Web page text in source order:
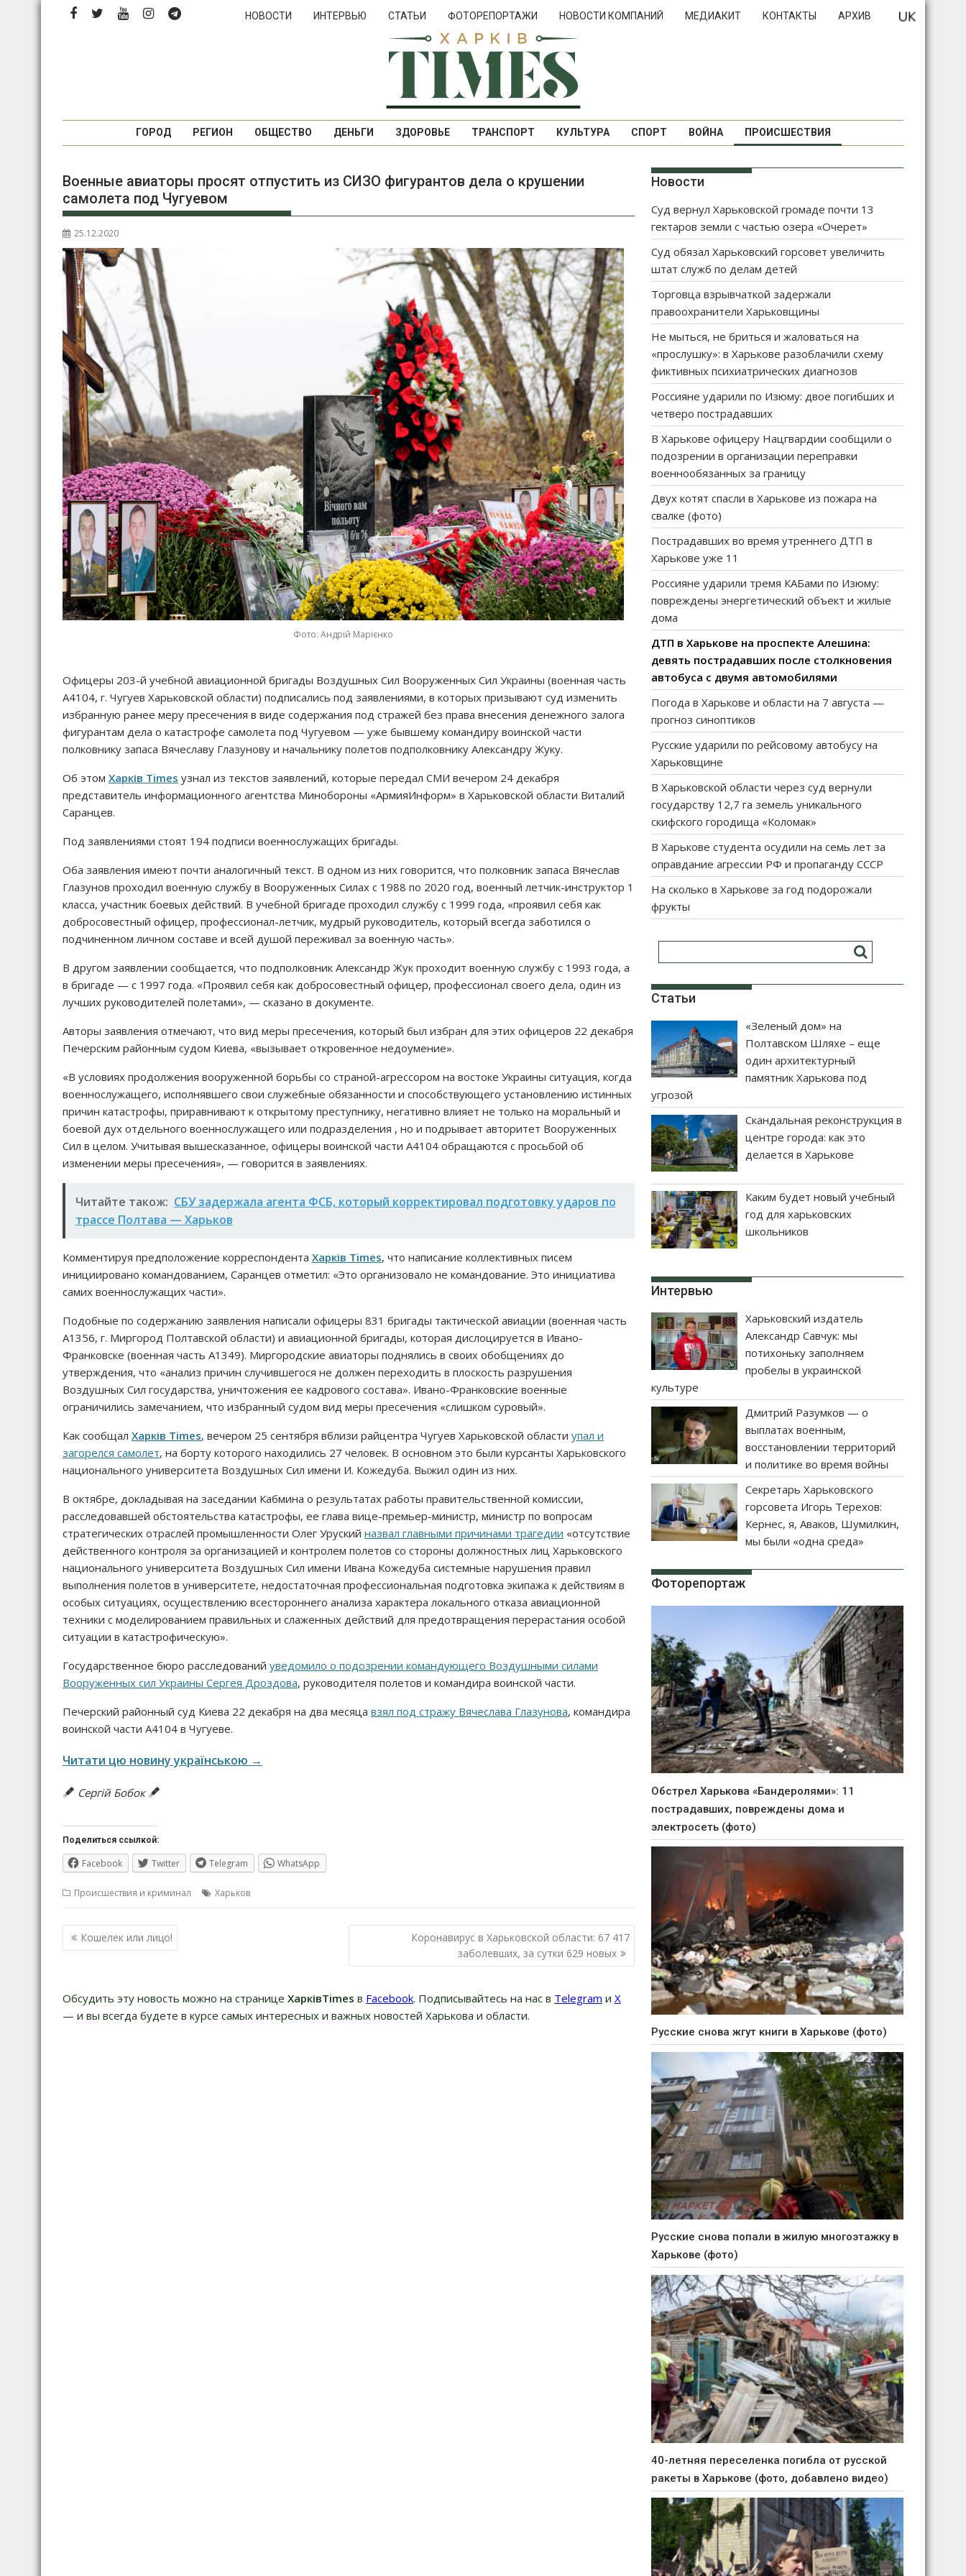
Перейти
НОВОСТИ ИНТЕРВЬЮ СТАТЬИ ФОТОРЕПОРТАЖИ НОВОСТИ КОМПАНИЙ МЕДИАКИТ КОНТАКТЫ АРХИВ
ГОРОД РЕГИОН ОБЩЕСТВО ДЕНЬГИ ЗДОРОВЬЕ ТРАНСПОРТ КУЛЬТУРА СПОРТ ВОЙНА ПРОИСШЕСТВИЯ
Военные авиаторы просят отпустить из СИЗО фигурантов дела о крушении
самолета под Чугуевом
25.12.2020
Фото: Андрій Марієнко
Офицеры 203-й учебной авиационной бригады Воздушных Сил Вооруженных Сил Украины (военная часть
А4104, г. Чугуев Харьковской области) подписались под заявлениями, в которых призывают суд изменить
избранную ранее меру пресечения в виде содержания под стражей без права внесения денежного залога
фигурантам дела о катастрофе самолета под Чугуевом — уже бывшему командиру воинской части
полковнику запаса Вячеславу Глазунову и начальнику полетов подполковнику Александру Жуку.
Об этом Харків Times узнал из текстов заявлений, которые передал СМИ вечером 24 декабря
представитель информационного агентства Минобороны «АрмияИнформ» в Харьковской области Виталий
Саранцев.
Под заявлениями стоят 194 подписи военнослужащих бригады.
Оба заявления имеют почти аналогичный текст. В одном из них говорится, что полковник запаса Вячеслав
Глазунов проходил военную службу в Вооруженных Силах с 1988 по 2020 год, военный летчик-инструктор 1
класса, участник боевых действий. В учебной бригаде проходил службу с 1999 года, «проявил себя как
добросовестный офицер, профессионал-летчик, мудрый руководитель, который всегда заботился о
подчиненном личном составе и всей душой переживал за военную часть».
В другом заявлении сообщается, что подполковник Александр Жук проходит военную службу с 1993 года, а
в бригаде — с 1997 года. «Проявил себя как добросовестный офицер, профессионал своего дела, один из
лучших руководителей полетами», — сказано в документе.
Авторы заявления отмечают, что вид меры пресечения, который был избран для этих офицеров 22 декабря
Печерским районным судом Киева, «вызывает откровенное недоумение».
«В условиях продолжения вооруженной борьбы со страной-агрессором на востоке Украины ситуация, когда
военнослужащего, исполнявшего свои служебные обязанности и способствующего установлению истинных
причин катастрофы, приравнивают к открытому преступнику, негативно влияет не только на моральный и
боевой дух отдельного военнослужащего или подразделения , но и подрывает авторитет Вооруженных
Сил в целом. Учитывая вышесказанное, офицеры воинской части А4104 обращаются с просьбой об
изменении меры пресечения», — говорится в заявлениях.
Читайте також: СБУ задержала агента ФСБ, который корректировал подготовку ударов по
трассе Полтава — Харьков
Комментируя предположение корреспондента Харків Times, что написание коллективных писем
инициировано командованием, Саранцев отметил: «Это организовало не командование. Это инициатива
самих военнослужащих части».
Подобные по содержанию заявления написали офицеры 831 бригады тактической авиации (военная часть
А1356, г. Миргород Полтавской области) и авиационной бригады, которая дислоцируется в Ивано-
Франковске (военная часть А1349). Миргородские авиаторы поднялись в своих обобщениях до
утверждения, что «анализ причин случившегося не должен переходить в плоскость разрушения
Воздушных Сил государства, уничтожения ее кадрового состава». Ивано-Франковские военные
ограничились замечанием, что избранный судом вид меры пресечения «слишком суровый».
Как сообщал Харків Times, вечером 25 сентября вблизи райцентра Чугуев Харьковской области упал и
загорелся самолет, на борту которого находились 27 человек. В основном это были курсанты Харьковского
национального университета Воздушных Сил имени И. Кожедуба. Выжил один из них.
В октябре, докладывая на заседании Кабмина о результатах работы правительственной комиссии,
расследовавшей обстоятельства катастрофы, ее глава вице-премьер-министр, министр по вопросам
стратегических отраслей промышленности Олег Уруский назвал главными причинами трагедии «отсутствие
действенного контроля за организацией и контролем полетов со стороны должностных лиц Харьковского
национального университета Воздушных Сил имени Ивана Кожедуба системные нарушения правил
выполнения полетов в университете, недостаточная профессиональная подготовка экипажа к действиям в
особых ситуациях, осуществлению всестороннего анализа характера локального отказа авиационной
техники с моделированием правильных и слаженных действий для предотвращения перерастания особой
ситуации в катастрофическую».
Государственное бюро расследований уведомило о подозрении командующего Воздушными силами
Вооруженных сил Украины Сергея Дроздова, руководителя полетов и командира воинской части.
Печерский районный суд Киева 22 декабря на два месяца взял под стражу Вячеслава Глазунова, командира
воинской части А4104 в Чугуеве.
Читати цю новину українською →
Сергій Бобок
Поделиться ссылкой:
Facebook Twitter Telegram WhatsApp
Происшествия и криминал Харьков
Навигация
по
Кошелек или лицо!
Коронавирус в Харьковской области: 67 417
заболевших, за сутки 629 новых
Обсудить эту новость можно на странице ХарківTimes в Facebook. Подписывайтесь на нас в Telegram и Х
— и вы всегда будете в курсе самых интересных и важных новостей Харькова и области.
Новости
Суд вернул Харьковской громаде почти 13
гектаров земли с частью озера «Очерет»
Суд обязал Харьковский горсовет увеличить
штат служб по делам детей
Торговца взрывчаткой задержали
правоохранители Харьковщины
Не мыться, не бриться и жаловаться на
«прослушку»: в Харькове разоблачили схему
фиктивных психиатрических диагнозов
Россияне ударили по Изюму: двое погибших и
четверо пострадавших
В Харькове офицеру Нацгвардии сообщили о
подозрении в организации переправки
военнообязанных за границу
Двух котят спасли в Харькове из пожара на
свалке (фото)
Пострадавших во время утреннего ДТП в
Харькове уже 11
Россияне ударили тремя КАБами по Изюму:
повреждены энергетический объект и жилые
дома
ДТП в Харькове на проспекте Алешина:
девять пострадавших после столкновения
автобуса с двумя автомобилями
Погода в Харькове и области на 7 августа —
прогноз синоптиков
Русские ударили по рейсовому автобусу на
Харьковщине
В Харьковской области через суд вернули
государству 12,7 га земель уникального
скифского городища «Коломак»
В Харькове студента осудили на семь лет за
оправдание агрессии РФ и пропаганду СССР
На сколько в Харькове за год подорожали
фрукты
Статьи
«Зеленый дом» на
Полтавском Шляхе – еще
один архитектурный
памятник Харькова под
угрозой
Скандальная реконструкция в
центре города: как это
делается в Харькове
Каким будет новый учебный
год для харьковских
школьников
Интервью
Харьковский издатель
Александр Савчук: мы
потихоньку заполняем
пробелы в украинской
культуре
Дмитрий Разумков — о
выплатах военным,
восстановлении территорий
и политике во время войны
Секретарь Харьковского
горсовета Игорь Терехов:
Кернес, я, Аваков, Шумилкин,
мы были «одна среда»
Фоторепортаж
Обстрел Харькова «Бандеролями»: 11
пострадавших, повреждены дома и
электросеть (фото)
Русские снова жгут книги в Харькове (фото)
Русские снова попали в жилую многоэтажку в
Харькове (фото)
40-летняя переселенка погибла от русской
ракеты в Харькове (фото, добавлено видео)